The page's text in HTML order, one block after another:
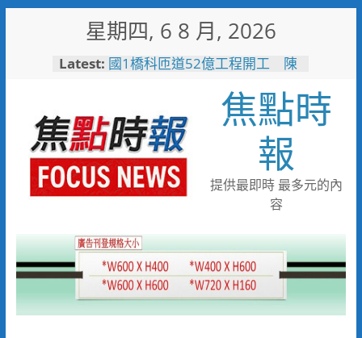
星期四, 6 8 月, 2026
Latest: 國1橋科匝道52億工程開工 陳
高雄水利局推水保闖關活動 親
子健走學防災拿好禮
台糖80週年推首款品牌IP「角
糖」 方糖變身萌角色重啟糖業
文化新故事
「七轉七接」水湳轉運中心交通
任意門 台中四大轉運中心啟
大林蒲遷村穩步推進 安置地道
路成型116年啟動配地
焦點時
報
提供最即時 最多元的內
容